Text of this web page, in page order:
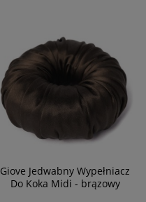
Giove Jedwabny Wypełniacz
Do Koka Midi - brązowy